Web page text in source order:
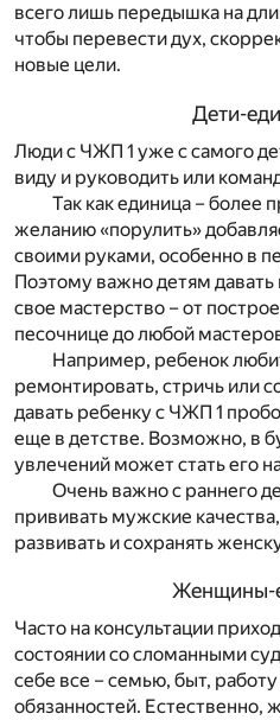
всего лишь передышка на
чтобы перевести дух,
новые цели.
Дети-
Люди с ЧЖП 1 уже с самого
виду и руководить или
Так как единица – более
желанию «порулить»
своими руками, особенно в
Поэтому важно детям
свое мастерство – от
песочнице до любой
Например, ребенок
ремонтировать, стричь или
давать ребенку с ЧЖП 1
еще в детстве. Возможно, в
увлечений может стать его
Очень важно с раннего
прививать мужские
развивать и сохранять
Женщины-
Часто на консультации
состоянии со сломанными
себе все – семью, быт,
обязанностей. Естественно,